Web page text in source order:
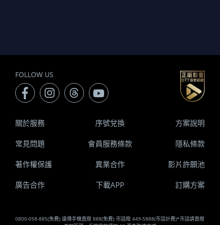
FOLLOW US
0800-058-885(免費) 遠傳手機直撥 888(免費) 市話撥 449-5888(市話計費)*市話請直撥
關於服務 序號兌換 方案說明
常見問題 會員服務條款 隱私條款
著作權保護 異業合作 影片許願池
廣告合作 下載APP 訂購方案